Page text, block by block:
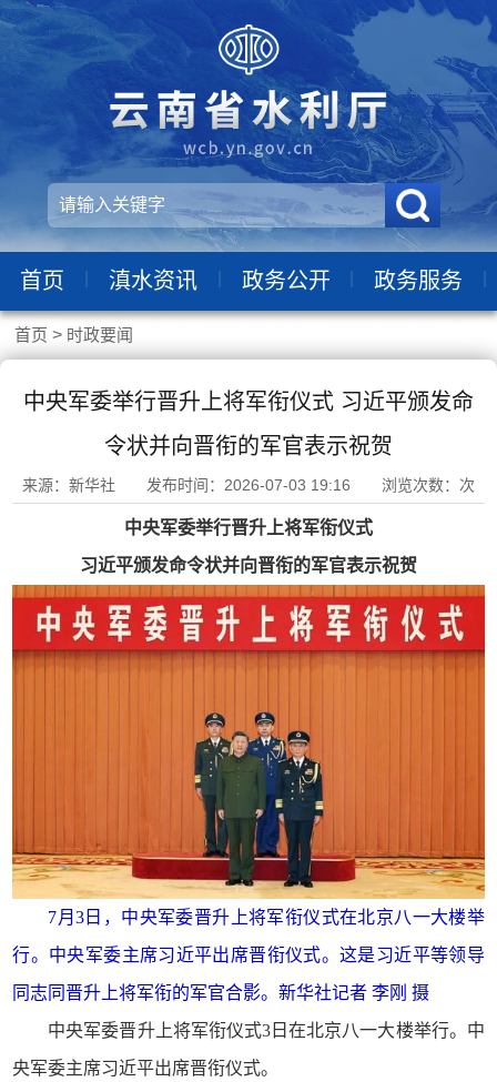
首页 滇水资讯 政务公开 政务服务
首页 > 时政要闻
中央军委举行晋升上将军衔仪式 习近平颁发命
令状并向晋衔的军官表示祝贺
来源：新华社 发布时间：2026-07-03 19:16 浏览次数： 次
中央军委举行晋升上将军衔仪式
习近平颁发命令状并向晋衔的军官表示祝贺
7月3日，中央军委晋升上将军衔仪式在北京八一大楼举
行。中央军委主席习近平出席晋衔仪式。这是习近平等领导
同志同晋升上将军衔的军官合影。新华社记者 李刚 摄
中央军委晋升上将军衔仪式3日在北京八一大楼举行。中
央军委主席习近平出席晋衔仪式。